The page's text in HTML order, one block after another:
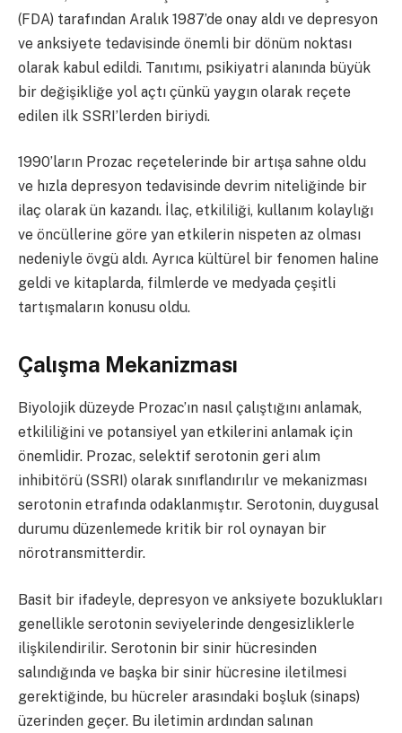
(FDA) tarafından Aralık 1987’de onay aldı ve depresyon
ve anksiyete tedavisinde önemli bir dönüm noktası
olarak kabul edildi. Tanıtımı, psikiyatri alanında büyük
bir değişikliğe yol açtı çünkü yaygın olarak reçete
edilen ilk SSRI’lerden biriydi.
1990’ların Prozac reçetelerinde bir artışa sahne oldu
ve hızla depresyon tedavisinde devrim niteliğinde bir
ilaç olarak ün kazandı. İlaç, etkililiği, kullanım kolaylığı
ve öncüllerine göre yan etkilerin nispeten az olması
nedeniyle övgü aldı. Ayrıca kültürel bir fenomen haline
geldi ve kitaplarda, filmlerde ve medyada çeşitli
tartışmaların konusu oldu.
Çalışma Mekanizması
Biyolojik düzeyde Prozac’ın nasıl çalıştığını anlamak,
etkililiğini ve potansiyel yan etkilerini anlamak için
önemlidir. Prozac, selektif serotonin geri alım
inhibitörü (SSRI) olarak sınıflandırılır ve mekanizması
serotonin etrafında odaklanmıştır. Serotonin, duygusal
durumu düzenlemede kritik bir rol oynayan bir
nörotransmitterdir.
Basit bir ifadeyle, depresyon ve anksiyete bozuklukları
genellikle serotonin seviyelerinde dengesizliklerle
ilişkilendirilir. Serotonin bir sinir hücresinden
salındığında ve başka bir sinir hücresine iletilmesi
gerektiğinde, bu hücreler arasındaki boşluk (sinaps)
üzerinden geçer. Bu iletimin ardından salınan